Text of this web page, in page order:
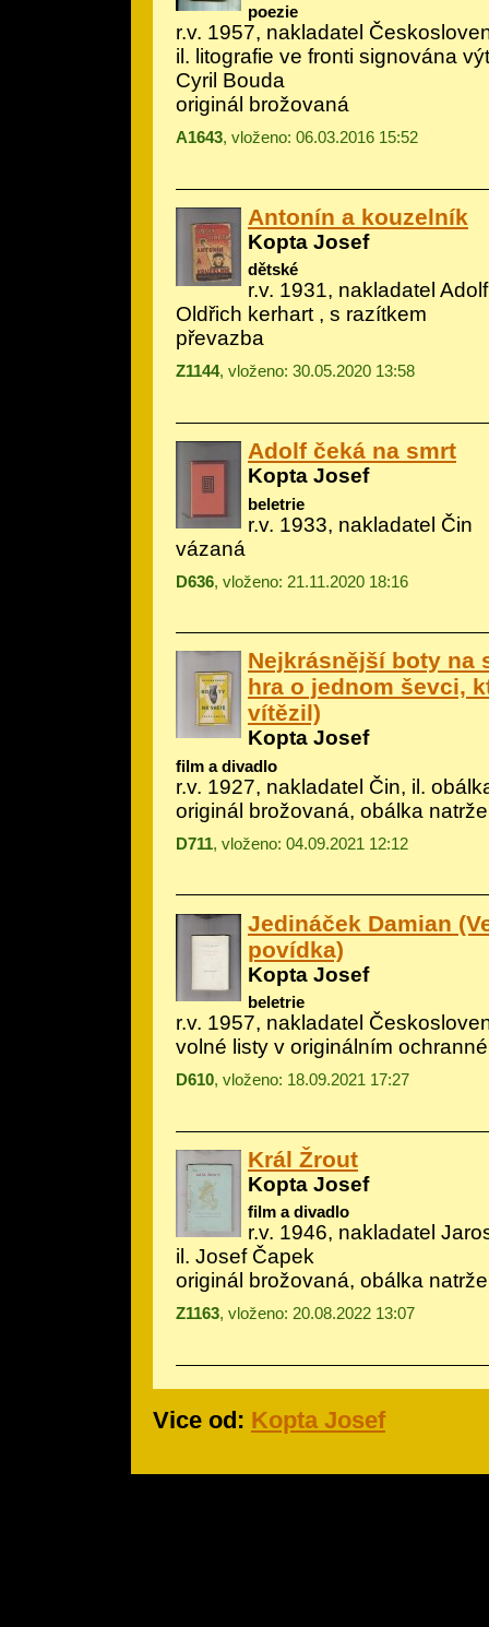
poezie
r.v. 1957, nakladatel
il. litografie ve fronti signována
Cyril Bouda
originál brožovaná
A1643, vloženo: 06.03.2016 15:52
Antonín a kouzelník
Kopta Josef
dětské
r.v. 1931, nakladatel
Oldřich kerhart , s razítkem
převazba
Z1144, vloženo: 30.05.2020 13:58
Adolf čeká na smrt
Kopta Josef
beletrie
r.v. 1933, nakladatel Čin
vázaná
D636, vloženo: 21.11.2020 18:16
Nejkrásnější boty na
hra o jednom ševci,
vítězil)
Kopta Josef
film a divadlo
r.v. 1927, nakladatel Čin, il.
originál brožovaná, obálka
D711, vloženo: 04.09.2021 12:12
Jedináček Damian
povídka)
Kopta Josef
beletrie
r.v. 1957, nakladatel
volné listy v originálním
D610, vloženo: 18.09.2021 17:27
Král Žrout
Kopta Josef
film a divadlo
r.v. 1946, nakladatel
il. Josef Čapek
originál brožovaná, obálka
Z1163, vloženo: 20.08.2022 13:07
Vice od: Kopta Josef